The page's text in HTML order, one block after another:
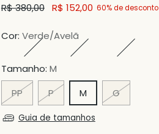
Preço
R$ 380,00 R$ 152,00 60% de desconto
Cor: Verde/Avelã
Tamanho: M
PP
P M G
Guia de tamanhos